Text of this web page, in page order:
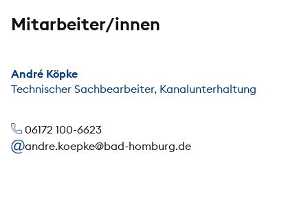
Mitarbeiter/innen
André Köpke
Technischer Sachbearbeiter, Kanalunterhaltung
06172 100-6623
andre.koepke@bad-homburg.de